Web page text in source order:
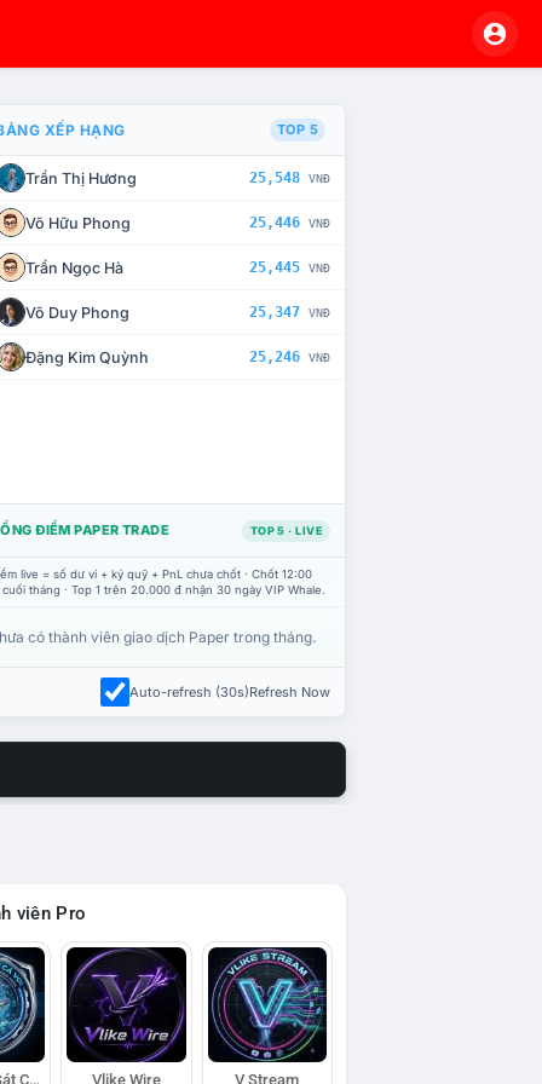
CHẾ TÀI XỬ LÝ VI PHẠM
XẾP HẠNG TOP 5
Trần Thị Hương 25,548 VNĐ
Võ Hữu Phong 25,446 VNĐ
Trần Ngọc Hà 25,445 VNĐ
Võ Duy Phong 25,347 VNĐ
Đặng Kim Quỳnh 25,246 VNĐ
ĐIỂM PAPER TRADE TOP 5 · LIVE
live = số dư ví + ký quỹ + PnL chưa chốt · Chốt 12:00
tháng · Top 1 trên 20.000 đ nhận 30 ngày VIP Whale.
có thành viên giao dịch Paper trong tháng.
Auto-refresh (30s)Refresh Now
viên Pro
Đội Trinh Sát Cá Voi Vlike Wire V Stream